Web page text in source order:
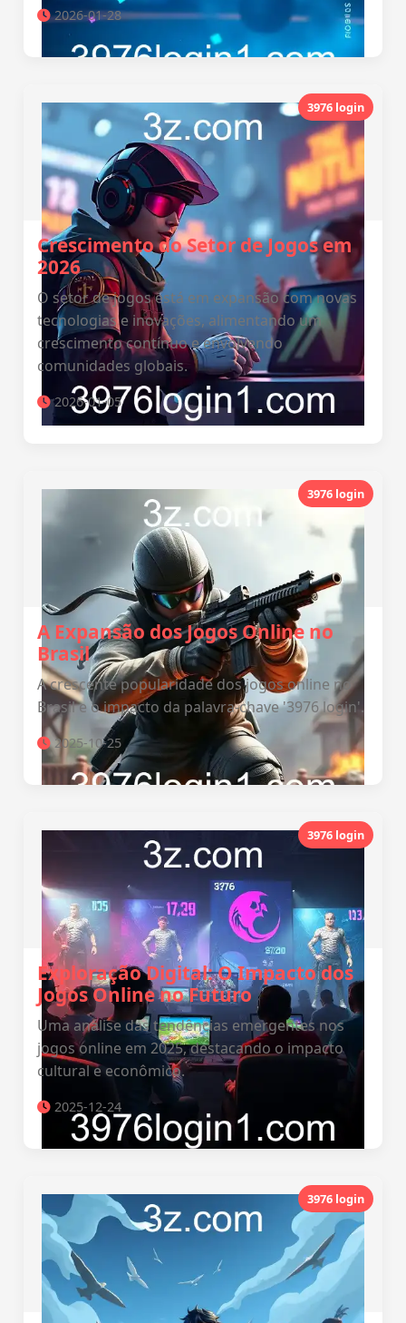
2026-01-28
3976 login
Crescimento do Setor de Jogos em
2026
O setor de jogos está em expansão com novas
tecnologias e inovações, alimentando um
crescimento contínuo e envolvendo
comunidades globais.
2026-01-05
3976 login
A Expansão dos Jogos Online no
Brasil
A crescente popularidade dos jogos online no
Brasil e o impacto da palavra-chave '3976 login'.
2025-10-25
3976 login
Exploração Digital: O Impacto dos
Jogos Online no Futuro
Uma análise das tendências emergentes nos
jogos online em 2025, destacando o impacto
cultural e econômico.
2025-12-24
3976 login